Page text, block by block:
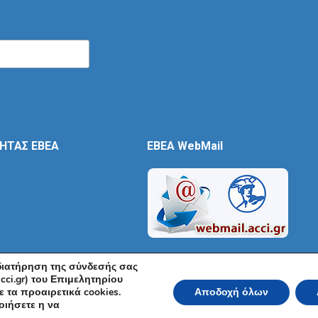
ΕΒΕΑ EBEA WebMail
και Βιομηχανικό Επιμελητήριο Αθηνών 2026 | Ακαδημίας 7, ΤΚ: 10671,
Όροι Χρήσης
Πολιτική Ασφάλειας|Πολιτική Απορρήτου |
της σύνδεσής σας
του Επιμελητηρίου
προαιρετικά cookies.
η να
Αποδοχή όλων